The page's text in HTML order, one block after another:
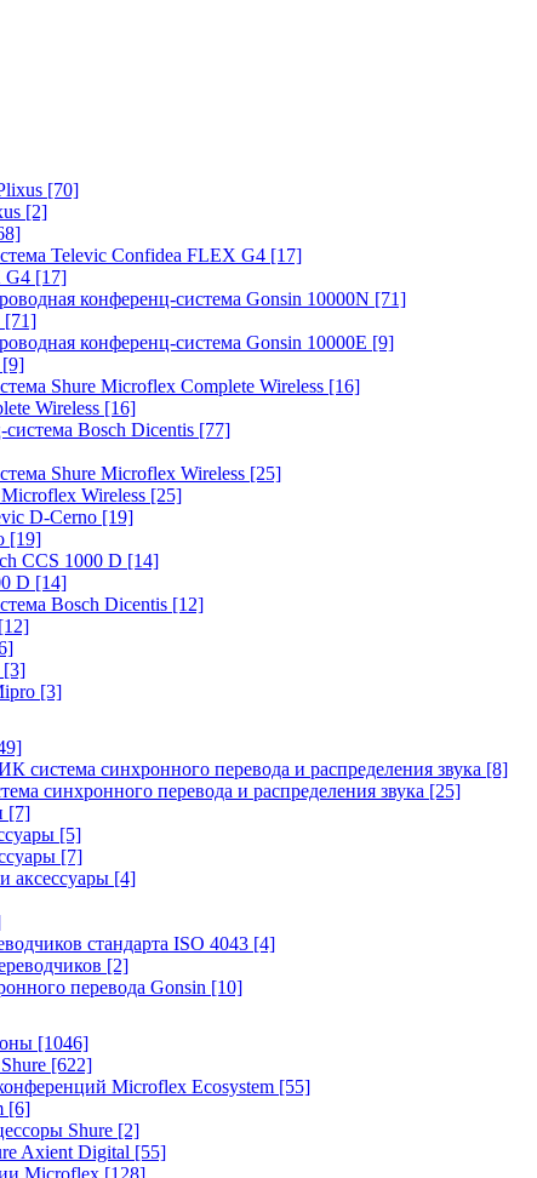
[70]
[2]
Televic Confidea FLEX G4 [17]
G4 [17]
конференц-система Gonsin 10000N [71]
[71]
конференц-система Gonsin 10000E [9]
[9]
Shure Microflex Complete Wireless [16]
Wireless [16]
Bosch Dicentis [77]
Shure Microflex Wireless [25]
Wireless [25]
D-Cerno [19]
[19]
CCS 1000 D [14]
D [14]
Bosch Dicentis [12]
[12]
[3]
[3]
система синхронного перевода и распределения звука [8]
синхронного перевода и распределения звука [25]
[7]
[5]
[7]
аксессуары [4]
стандарта ISO 4043 [4]
[2]
перевода Gonsin [10]
[1046]
[622]
Microflex Ecosystem [55]
[6]
Shure [2]
Axient Digital [55]
Microflex [128]